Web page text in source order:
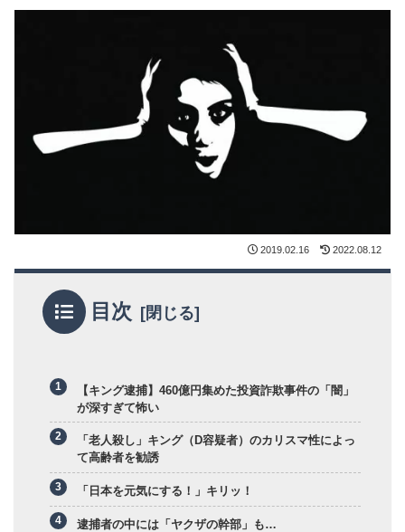
2019.02.16 2022.08.12
目次
【キング逮捕】460億円集めた投資詐欺事件の「闇」
が深すぎて怖い
「老人殺し」キング（D容疑者）のカリスマ性によっ
て高齢者を勧誘
「日本を元気にする！」キリッ！
逮捕者の中には「ヤクザの幹部」も…